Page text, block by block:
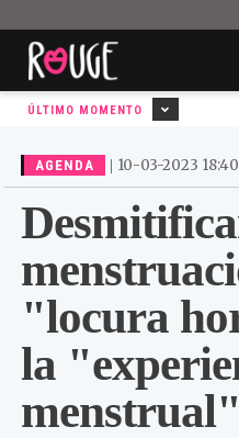
ÚLTIMO MOMENTO
AGENDA | 10-03-2023 18:40
"locura
la
menstrual"